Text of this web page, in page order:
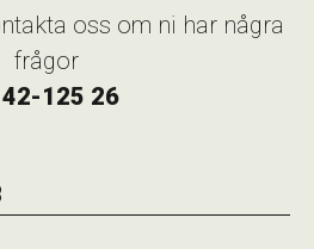
oss om ni har några
frågor
125 26